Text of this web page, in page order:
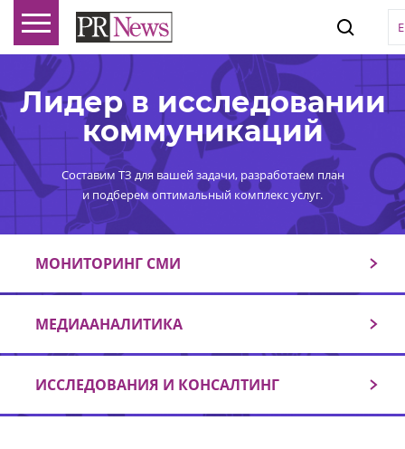
Лидер в исследовании
коммуникаций
Составим ТЗ для вашей задачи, разработаем план
и подберем оптимальный комплекс услуг.
МОНИТОРИНГ СМИ
МЕДИААНАЛИТИКА
ИССЛЕДОВАНИЯ И КОНСАЛТИНГ